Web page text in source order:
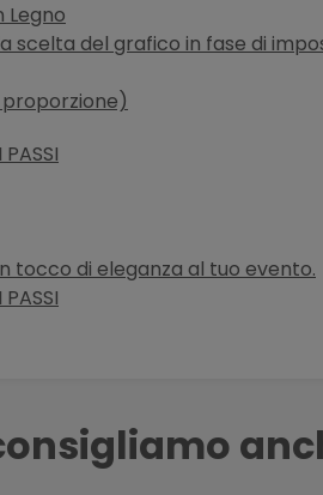
scelta del grafico in fase di
proporzione)
tocco di eleganza al tuo evento.